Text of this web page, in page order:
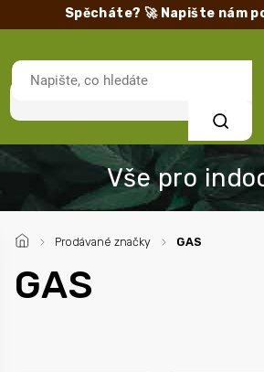
Spěcháte? 🚀 Napište nám
Hledat
/ Prodávané značky / GAS
GAS